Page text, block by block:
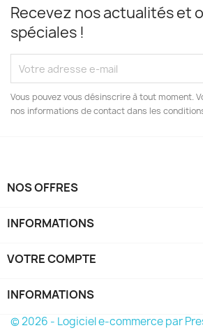
Recevez nos actualités et
spéciales !
Vous pouvez vous désinscrire à tout moment.
nos informations de contact dans les
NOS OFFRES
INFORMATIONS
VOTRE COMPTE
INFORMATIONS
© 2026 - Logiciel e-commerce par